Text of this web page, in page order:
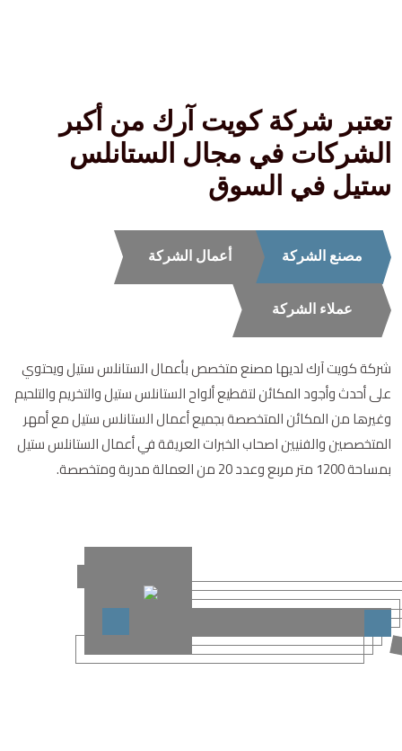
تعتبر شركة كويت آرك من أكبر
الشركات في مجال الستانلس
ستيل في السوق
مصنع الشركة أعمال الشركة
عملاء الشركة
شركة كويت آرك لديها مصنع متخصص بأعمال الستانلس ستيل ويحتوي
على أحدث وأجود المكائن لتقطيع ألواح الستانلس ستيل والتخريم والتلحيم
وغيرها من المكائن المتخصصة بجميع أعمال الستانلس ستيل مع أمهر
المتخصصين والفنيين اصحاب الخبرات العريقة في أعمال الستانلس ستيل
بمساحة 1200 متر مربع وعدد 20 من العمالة مدربة ومتخصصة.